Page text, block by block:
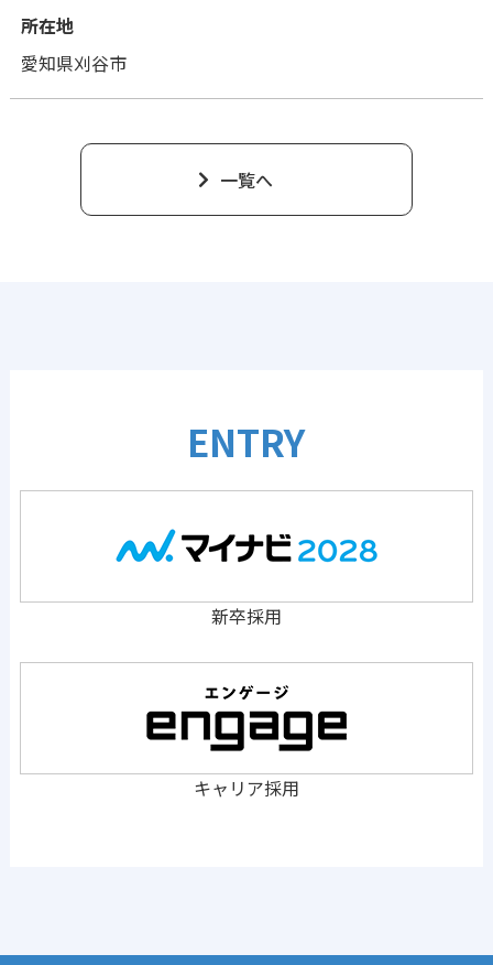
所在地
愛知県刈谷市
一覧へ
ENTRY
新卒採用
キャリア採用